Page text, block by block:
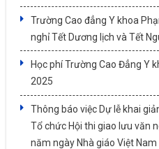
Trường Cao đẳng Y khoa
nghỉ Tết Dương lịch và Tết
Học phí Trường Cao Đẳng Y
2025
Thông báo việc Dự lễ khai
Tổ chức Hội thi giao lưu văn
năm ngày Nhà giáo Việt